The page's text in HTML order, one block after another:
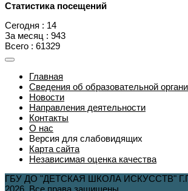
Статистика посещений
Сегодня : 14
За месяц : 943
Всего : 61329
Главная
Сведения об образовательной
Новости
Направления деятельности
Контакты
О нас
Версия для слабовидящих
Карта сайта
Независимая оценка качества
ГБУ ДО "ДЕТСКАЯ ШКОЛА ИСКУССТВ"
2026. Все права защищены.